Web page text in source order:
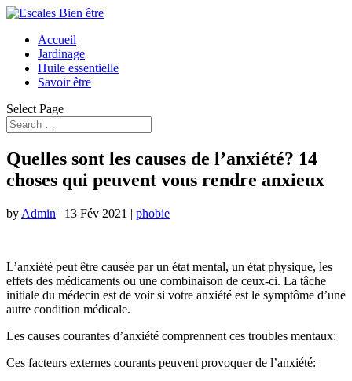
Accueil
Jardinage
Huile essentielle
Savoir être
Select Page
Quelles sont les causes de l’anxiété? 14
choses qui peuvent vous rendre anxieux
by Admin | 13 Fév 2021 | phobie
L’anxiété peut être causée par un état mental, un état physique, les
effets des médicaments ou une combinaison de ceux-ci. La tâche
initiale du médecin est de voir si votre anxiété est le symptôme d’une
autre condition médicale.
Les causes courantes d’anxiété comprennent ces troubles mentaux:
Ces facteurs externes courants peuvent provoquer de l’anxiété: